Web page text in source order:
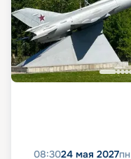
08:3024 мая 2027пн